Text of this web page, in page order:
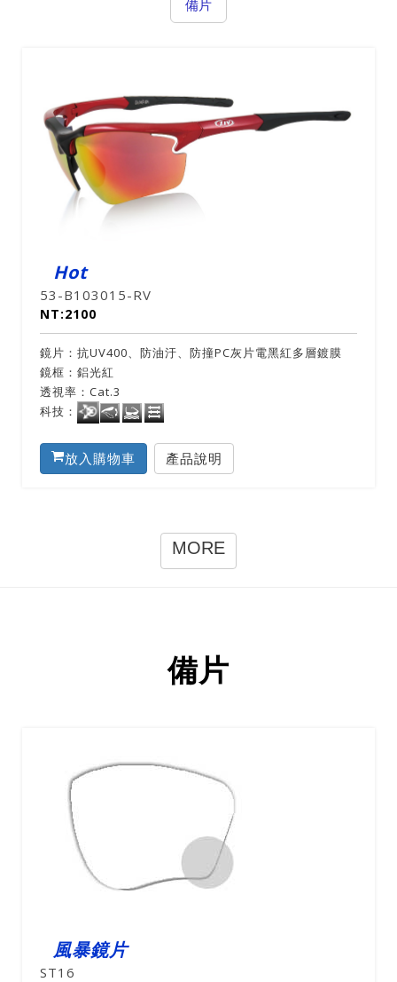
備片
Hot
53-B103015-RV
NT:2100
鏡片：抗UV400、防油汙、防撞PC灰片電黑紅多層鍍膜
鏡框：鋁光紅
透視率：Cat.3
科技：
放入購物車 產品說明
MORE
備片
風暴鏡片
ST16